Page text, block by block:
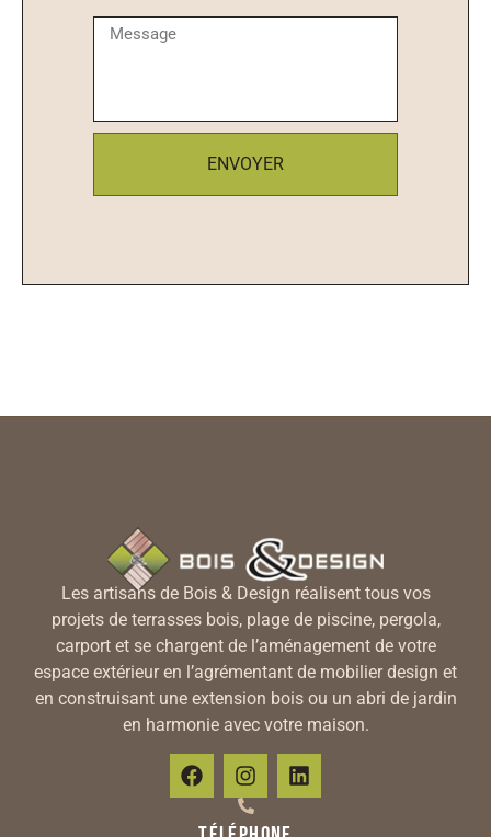
ENVOYER
Les artisans de Bois & Design réalisent tous vos
projets de terrasses bois, plage de piscine, pergola,
carport et se chargent de l’aménagement de votre
espace extérieur en l’agrémentant de mobilier design et
en construisant une extension bois ou un abri de jardin
en harmonie avec votre maison.